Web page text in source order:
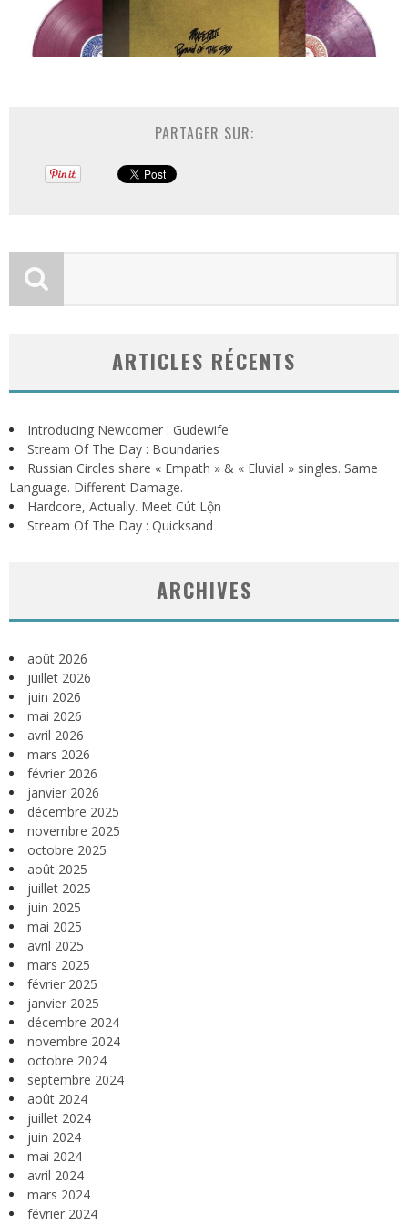
PARTAGER SUR:
ARTICLES RÉCENTS
Introducing Newcomer : Gudewife
Stream Of The Day : Boundaries
Russian Circles share « Empath » & « Eluvial » singles. Same
Language. Different Damage.
Hardcore, Actually. Meet Cút Lộn
Stream Of The Day : Quicksand
ARCHIVES
août 2026
juillet 2026
juin 2026
mai 2026
avril 2026
mars 2026
février 2026
janvier 2026
décembre 2025
novembre 2025
octobre 2025
août 2025
juillet 2025
juin 2025
mai 2025
avril 2025
mars 2025
février 2025
janvier 2025
décembre 2024
novembre 2024
octobre 2024
septembre 2024
août 2024
juillet 2024
juin 2024
mai 2024
avril 2024
mars 2024
février 2024